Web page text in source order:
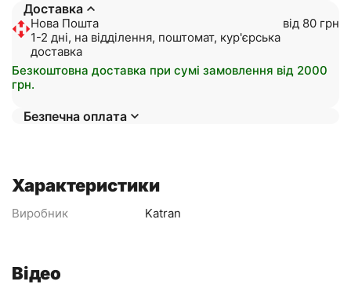
Доставка
Нова Пошта
1-2 дні, на відділення, поштомат, кур'єрська
доставка
від 80 грн
Безкоштовна доставка при сумі замовлення від 2000
грн.
Безпечна оплата
Характеристики
Виробник Katran
Відео